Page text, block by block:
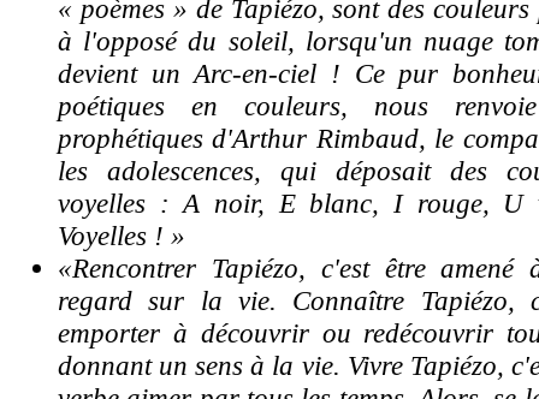
« poèmes » de Tapiézo, sont des
à l'opposé du soleil, lorsqu'un nuage
devient un Arc-en-ciel ! Ce pur
poétiques en couleurs, nous
prophétiques d'Arthur Rimbaud, le
les adolescences, qui déposait des
voyelles : A noir, E blanc, I rouge, U
Voyelles ! »
«Rencontrer Tapiézo, c'est être amené
regard sur la vie. Connaître Tapiézo,
emporter à découvrir ou redécouvrir
donnant un sens à la vie. Vivre Tapiézo,